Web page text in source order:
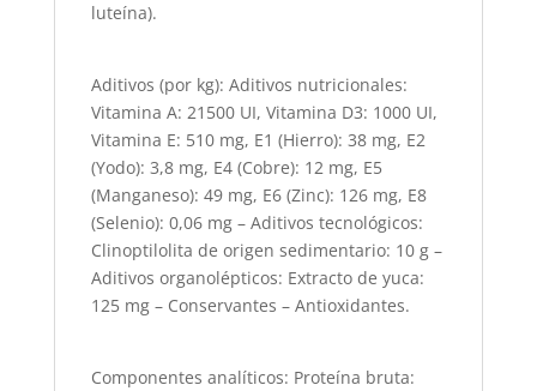
luteína).
Aditivos (por kg): Aditivos nutricionales:
Vitamina A: 21500 UI, Vitamina D3: 1000 UI,
Vitamina E: 510 mg, E1 (Hierro): 38 mg, E2
(Yodo): 3,8 mg, E4 (Cobre): 12 mg, E5
(Manganeso): 49 mg, E6 (Zinc): 126 mg, E8
(Selenio): 0,06 mg – Aditivos tecnológicos:
Clinoptilolita de origen sedimentario: 10 g –
Aditivos organolépticos: Extracto de yuca:
125 mg – Conservantes – Antioxidantes.
Componentes analíticos: Proteína bruta: